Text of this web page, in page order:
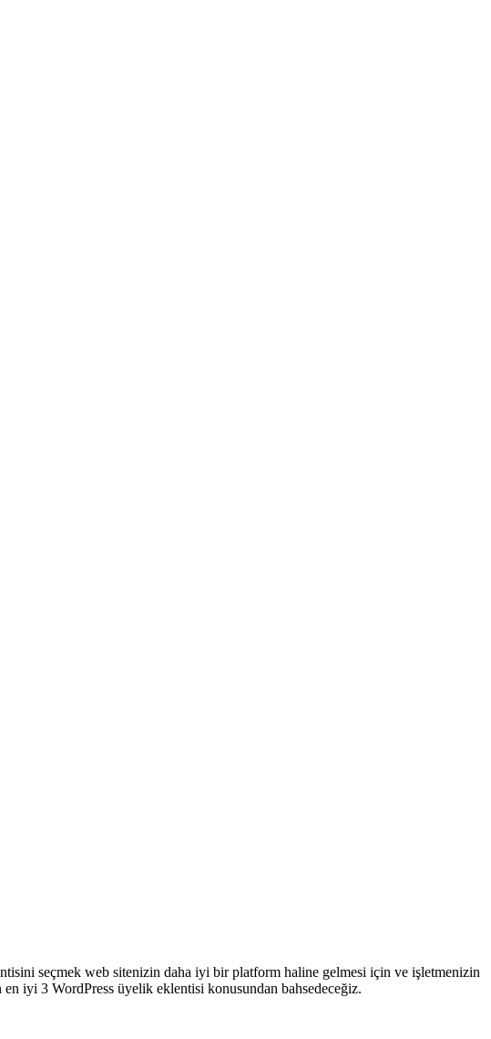
seçmek web sitenizin daha iyi bir platform haline gelmesi için ve işletmenizin
iyi 3 WordPress üyelik eklentisi konusundan bahsedeceğiz.